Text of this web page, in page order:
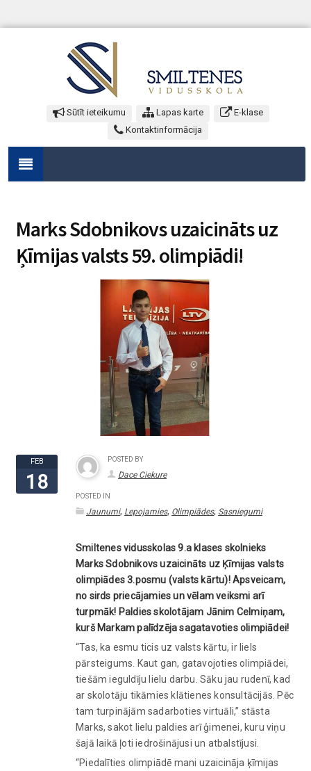
Sūtīt ieteikumu Lapas karte
E-klase
Kontaktinformācija
Marks Sdobnikovs uzaicināts uz
Ķīmijas valsts 59. olimpiādi!
FEB
18
POSTED BY
Dace Ciekure
POSTED IN
Jaunumi, Lepojamies, Olimpiādes, Sasniegumi
Smiltenes vidusskolas 9.a klases skolnieks
Marks Sdobnikovs uzaicināts uz Ķīmijas valsts
olimpiādes 3.posmu (valsts kārtu)! Apsveicam,
no sirds priecājamies un vēlam veiksmi arī
turpmāk! Paldies skolotājam Jānim Celmiņam,
kurš Markam palīdzēja sagatavoties olimpiādei!
“Tas, ka esmu ticis uz valsts kārtu, ir liels
pārsteigums. Kaut gan, gatavojoties olimpiādei,
tiešām ieguldīju lielu darbu. Sāku jau rudenī, kad
ar skolotāju tikāmies klātienes konsultācijās. Pēc
tam turpinājām sadarboties virtuāli,” stāsta
Marks, sakot lielu paldies arī ģimenei, kuru viņu
šajā laikā ļoti iedrošinājusi un atbalstījusi.
“Piedalīties olimpiādē mani uzaicināja ķīmijas